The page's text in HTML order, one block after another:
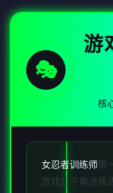
🎭
游
核
女忍者训练师第
游戏左下角选择